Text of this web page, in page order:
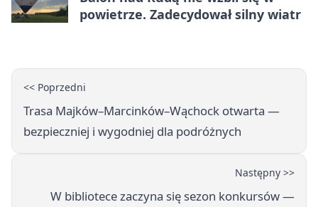
powietrze. Zadecydował silny wiatr
<< Poprzedni
Trasa Majków–Marcinków–Wąchock otwarta —
bezpieczniej i wygodniej dla podróżnych
Następny >>
W bibliotece zaczyna się sezon konkursów —